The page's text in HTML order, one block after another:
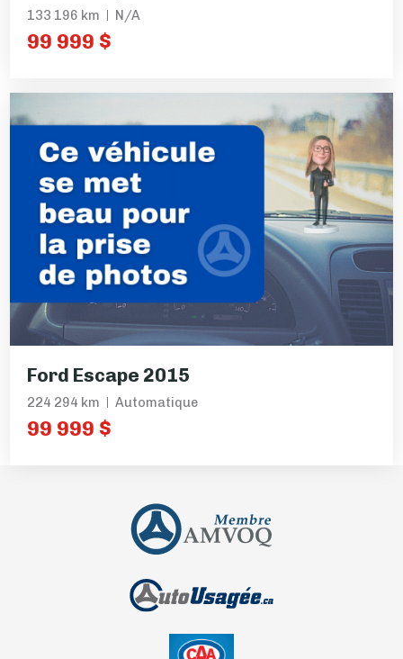
133 196 km N/A
99 999 $
Ford Escape 2015
224 294 km Automatique
99 999 $